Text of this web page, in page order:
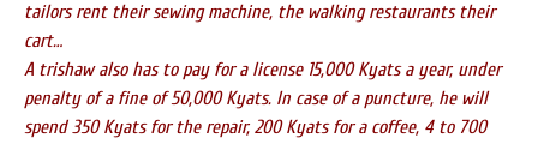
tailors rent their sewing machine, the walking restaurants their
cart…
A trishaw also has to pay for a license 15,000 Kyats a year, under
penalty of a fine of 50,000 Kyats. In case of a puncture, he will
spend 350 Kyats for the repair, 200 Kyats for a coffee, 4 to 700